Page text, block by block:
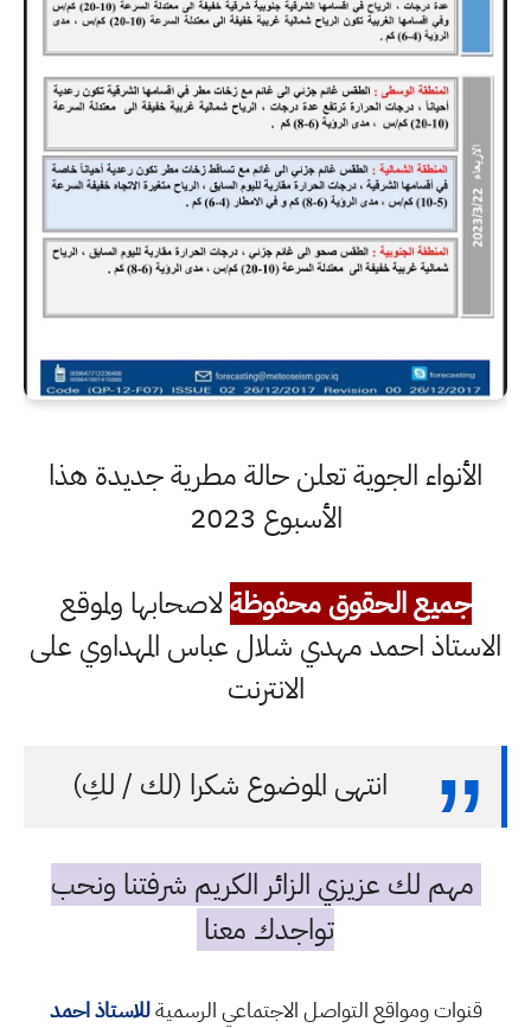
الأنواء الجوية تعلن حالة مطرية جديدة هذا
الأسبوع 2023
جميع الحقوق محفوظةلاصحابها ولموقع
الاستاذ احمد مهدي شلال عباس المهداوي على
الانترنت
انتهى الموضوع شكرا (لك / لكِ)
مهم لك عزيزي الزائر الكريم شرفتنا ونحب
تواجدك معنا
قنوات ومواقع التواصل الاجتماعي الرسميةللاستاذ احمد